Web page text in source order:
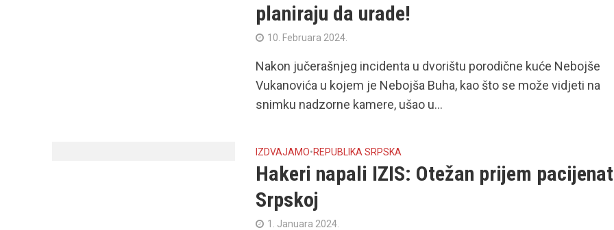
planiraju da urade!
10. Februara 2024.
Nakon jučerašnjeg incidenta u dvorištu porodične kuće Nebojše
Vukanovića u kojem je Nebojša Buha, kao što se može vidjeti na
snimku nadzorne kamere, ušao u...
IZDVAJAMO• REPUBLIKA SRPSKA
Hakeri napali IZIS: Otežan prijem
Srpskoj
1. Januara 2024.